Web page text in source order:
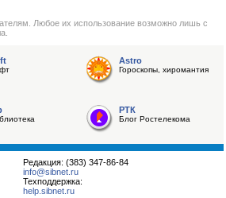
Любое их использование возможно лишь с
Astro
Гороскопы, хиромантия
РТК
Блог Ростелекома
Редакция: (383) 347-86-84
info@sibnet.ru
Техподдержка:
help.sibnet.ru